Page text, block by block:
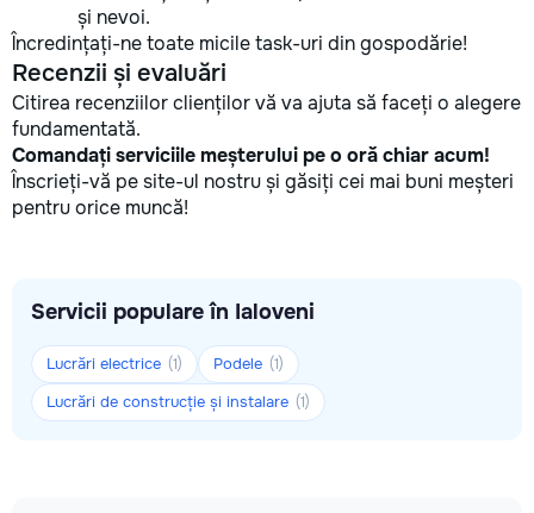
și nevoi.
Încredințați-ne toate micile task-uri din gospodărie!
Recenzii și evaluări
Citirea recenziilor clienților vă va ajuta să faceți o alegere
fundamentată.
Comandați serviciile meșterului pe o oră chiar acum!
Înscrieți-vă pe site-ul nostru și găsiți cei mai buni meșteri
pentru orice muncă!
Servicii populare în Ialoveni
Lucrări electrice (1) Podele (1)
Lucrări de construcție și instalare (1)